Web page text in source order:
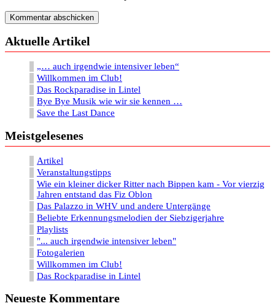
Aktuelle Artikel
„… auch irgendwie intensiver leben“
Willkommen im Club!
Das Rockparadise in Lintel
Bye Bye Musik wie wir sie kennen …
Save the Last Dance
Meistgelesenes
Artikel
Veranstaltungstipps
Wie ein kleiner dicker Ritter nach Bippen kam - Vor vierzig
Jahren entstand das Fiz Oblon
Das Palazzo in WHV und andere Untergänge
Beliebte Erkennungsmelodien der Siebzigerjahre
Playlists
"... auch irgendwie intensiver leben"
Fotogalerien
Willkommen im Club!
Das Rockparadise in Lintel
Neueste Kommentare